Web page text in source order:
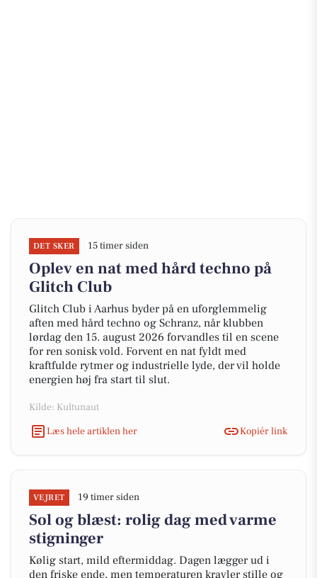
DET SKER 15 timer siden
Oplev en nat med hård techno på
Glitch Club
Glitch Club i Aarhus byder på en uforglemmelig
aften med hård techno og Schranz, når klubben
lørdag den 15. august 2026 forvandles til en scene
for ren sonisk vold. Forvent en nat fyldt med
kraftfulde rytmer og industrielle lyde, der vil holde
energien høj fra start til slut.
Kilde: Kultunaut
Læs hele artiklen her
Kopiér link
VEJRET 19 timer siden
Sol og blæst: rolig dag med varme
stigninger
Kølig start, mild eftermiddag. Dagen lægger ud i
den friske ende, men temperaturen kravler stille og